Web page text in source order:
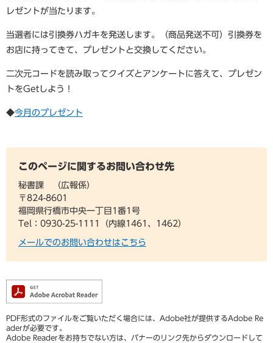
レゼントが当たります。
当選者には引換券ハガキを発送します。（商品発送不可）引換券を
お店に持ってきて、プレゼントと交換してください。
二次元コードを読み取ってクイズとアンケートに答えて、プレゼン
トをGetしよう！
◆今月のプレゼント
このページに関するお問い合わせ先
秘書課
広報係
〒824-8601
福岡県行橋市中央一丁目1番1号
Tel：0930-25-1111（内線1461、1462）
メールでのお問い合わせはこちら
PDF形式のファイルをご覧いただく場合には、Adobe社が提供するAdobe Re
aderが必要です。
Adobe Readerをお持ちでない方は、バナーのリンク先からダウンロードして